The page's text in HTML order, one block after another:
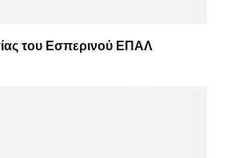
του Εσπερινού ΕΠΑΛ